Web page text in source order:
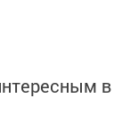
в